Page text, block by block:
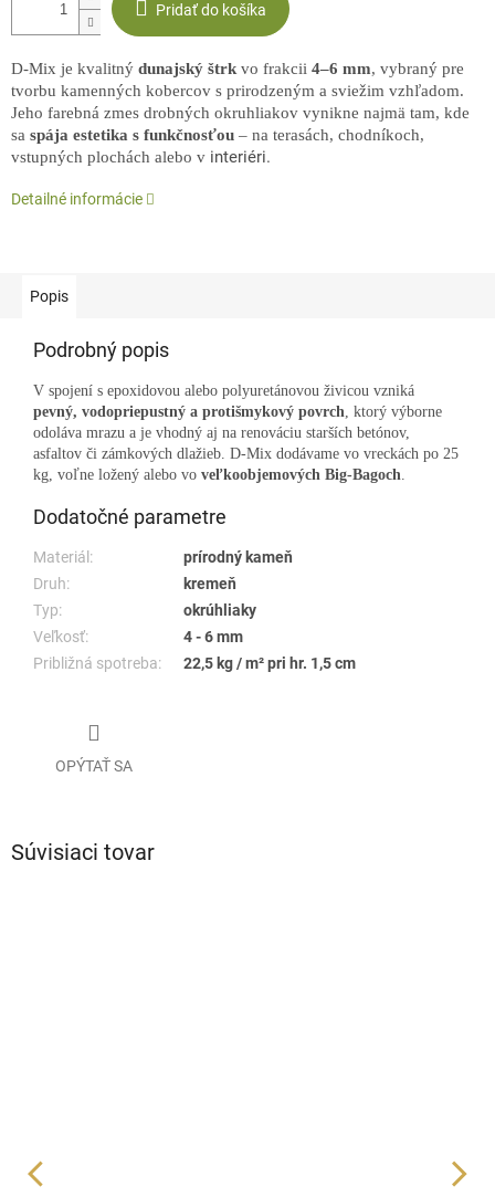
Pridať do košíka
D-Mix je kvalitný dunajský štrkvo frakcii 4–6 mm, vybraný pre
tvorbu kamenných kobercov s prirodzeným a sviežim vzhľadom.
Jeho farebná zmes drobných okruhliakov vynikne najmä tam, kde
sa spája estetika s funkčnosťou – na terasách, chodníkoch,
vstupných plochách alebo v interiéri.
Detailné informácie
Popis
Podrobný popis
V spojení s epoxidovou alebo polyuretánovou živicou vzniká
pevný, vodopriepustný a protišmykový povrch, ktorý výborne
odoláva mrazu a je vhodný aj na renováciu starších betónov,
asfaltov či zámkových dlažieb. D-Mix dodávame vo vreckách po 25
kg, voľne ložený alebo vo veľkoobjemových Big-Bagoch.
Dodatočné parametre
Materiál:
prírodný kameň
Druh:
kremeň
Typ:
okrúhliaky
Veľkosť:
4 - 6 mm
Približná spotreba:
22,5 kg / m² pri hr. 1,5 cm
OPÝTAŤ SA
Súvisiaci tovar